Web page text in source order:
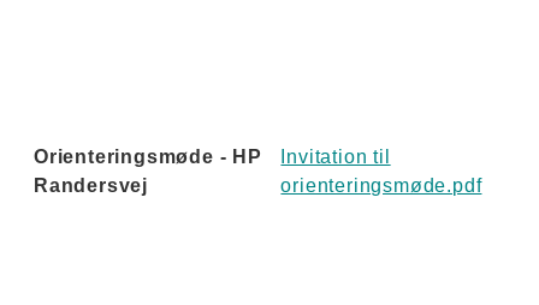
Invitation til
orienteringsmøde.pdf
Orienteringsmøde - HP
Randersvej